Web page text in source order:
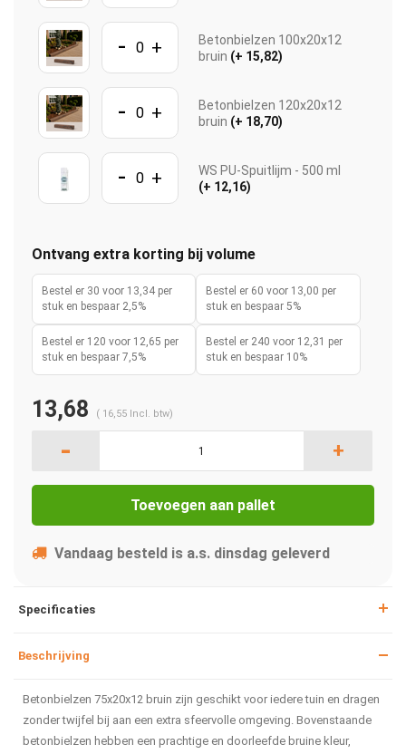
- +
Betonbielzen 100x20x12
bruin (+ 15,82)
- +
Betonbielzen 120x20x12
bruin (+ 18,70)
- +
WS PU-Spuitlijm - 500 ml
(+ 12,16)
Ontvang extra korting bij volume
Bestel er 30 voor 13,34 per
stuk en bespaar 2,5%
Bestel er 60 voor 13,00 per
stuk en bespaar 5%
Bestel er 120 voor 12,65 per
stuk en bespaar 7,5%
Bestel er 240 voor 12,31 per
stuk en bespaar 10%
13,68 ( 16,55 Incl. btw)
- +
Toevoegen aan pallet
Vandaag besteld is a.s. dinsdag geleverd
Specificaties
Beschrijving
Betonbielzen 75x20x12 bruin zijn geschikt voor iedere tuin en dragen
zonder twijfel bij aan een extra sfeervolle omgeving. Bovenstaande
betonbielzen hebben een prachtige en doorleefde bruine kleur,